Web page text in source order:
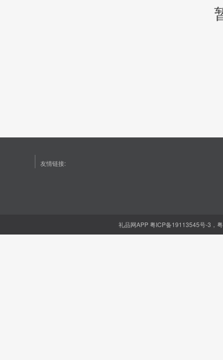
友情链接:
礼品网APP粤ICP备19113545号-3，